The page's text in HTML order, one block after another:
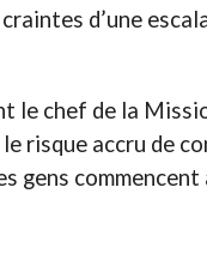
d’une
le chef de la
risque accru de
gens commencent